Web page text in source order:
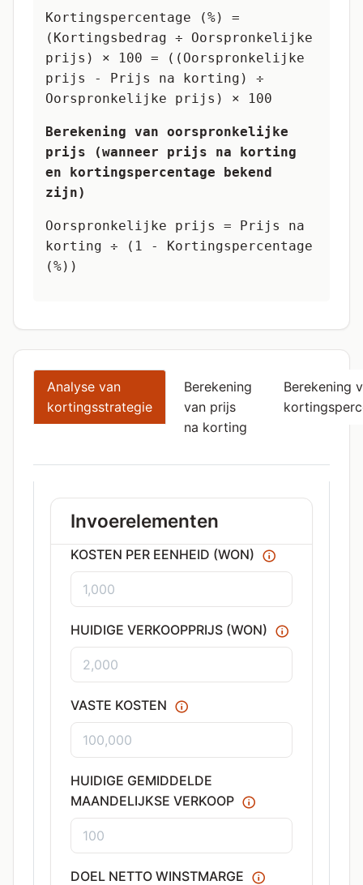
Kortingspercentage (%) =
(Kortingsbedrag ÷ Oorspronkelijke
prijs) × 100 = ((Oorspronkelijke
prijs - Prijs na korting) ÷
Oorspronkelijke prijs) × 100
Berekening van oorspronkelijke
prijs (wanneer prijs na korting
en kortingspercentage bekend
zijn)
Oorspronkelijke prijs = Prijs na
korting ÷ (1 - Kortingspercentage
(%))
Analyse van
kortingsstrategie
Berekening
van prijs
na korting
Berekening
Invoerelementen
KOSTEN PER EENHEID (WON)
HUIDIGE VERKOOPPRIJS (WON)
VASTE KOSTEN
HUIDIGE GEMIDDELDE
MAANDELIJKSE VERKOOP
DOEL NETTO WINSTMARGE